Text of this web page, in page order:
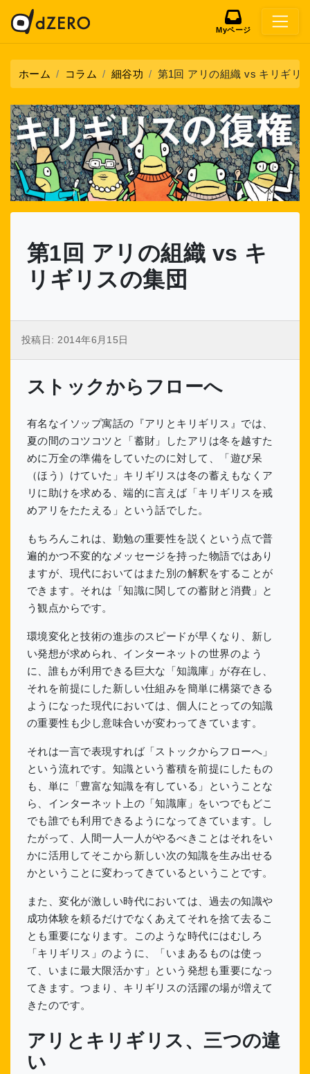
Myページ
ホーム コラム 細谷功 第1回 アリの組織 vs キリギリ
第1回 アリの組織 vs キ
リギリスの集団
投稿日:2014年6月15日
ストックからフローへ
有名なイソップ寓話の『アリとキリギリス』では、
夏の間のコツコツと「蓄財」したアリは冬を越すた
めに万全の準備をしていたのに対して、「遊び呆
（ほう）けていた」キリギリスは冬の蓄えもなくア
リに助けを求める、端的に言えば「キリギリスを戒
めアリをたたえる」という話でした。
もちろんこれは、勤勉の重要性を説くという点で普
遍的かつ不変的なメッセージを持った物語ではあり
ますが、現代においてはまた別の解釈をすることが
できます。それは「知識に関しての蓄財と消費」と
う観点からです。
環境変化と技術の進歩のスピードが早くなり、新し
い発想が求められ、インターネットの世界のよう
に、誰もが利用できる巨大な「知識庫」が存在し、
それを前提にした新しい仕組みを簡単に構築できる
ようになった現代においては、個人にとっての知識
の重要性も少し意味合いが変わってきています。
それは一言で表現すれば「ストックからフローへ」
という流れです。知識という蓄積を前提にしたもの
も、単に「豊富な知識を有している」ということな
ら、インターネット上の「知識庫」をいつでもどこ
でも誰でも利用できるようになってきています。し
たがって、人間一人一人がやるべきことはそれをい
かに活用してそこから新しい次の知識を生み出せる
かということに変わってきているということです。
また、変化が激しい時代においては、過去の知識や
成功体験を頼るだけでなくあえてそれを捨て去るこ
とも重要になります。このような時代にはむしろ
「キリギリス」のように、「いまあるものは使っ
て、いまに最大限活かす」という発想も重要になっ
てきます。つまり、キリギリスの活躍の場が増えて
きたのです。
アリとキリギリス、三つの違
い